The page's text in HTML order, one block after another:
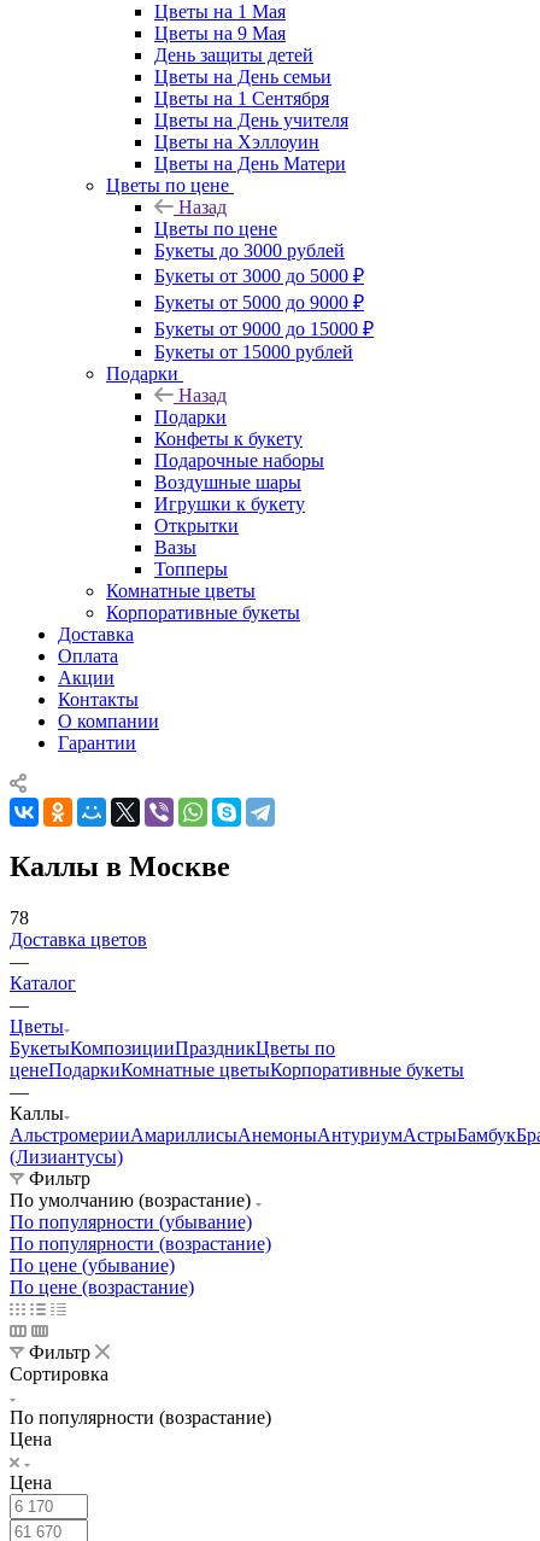
Цветы на 1 Мая
Цветы на 9 Мая
День защиты детей
Цветы на День семьи
Цветы на 1 Сентября
Цветы на День учителя
Цветы на Хэллоуин
Цветы на День Матери
Цветы по цене
Назад
Цветы по цене
Букеты до 3000 рублей
Букеты от 3000 до 5000 ₽
Букеты от 5000 до 9000 ₽
Букеты от 9000 до 15000 ₽
Букеты от 15000 рублей
Подарки
Назад
Подарки
Конфеты к букету
Подарочные наборы
Воздушные шары
Игрушки к букету
Открытки
Вазы
Топперы
Комнатные цветы
Корпоративные букеты
Доставка
Оплата
Акции
Контакты
О компании
Гарантии
Каллы в Москве
78
Доставка цветов
—
Каталог
—
Цветы
БукетыКомпозицииПраздникЦветы по
ценеПодаркиКомнатные цветыКорпоративные букеты
—
Каллы
АльстромерииАмариллисыАнемоныАнтуриумАстрыБамбук
(Лизиантусы)
Фильтр
По умолчанию (возрастание)
По популярности (убывание)
По популярности (возрастание)
По цене (убывание)
По цене (возрастание)
Фильтр
Сортировка
По популярности (возрастание)
Цена
Цена